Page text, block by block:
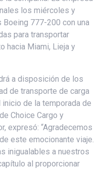
los miércoles y
777-200 con una
para transportar
hacia Miami, Lieja y
a disposición de los
de transporte de carga
de la temporada de
Choice Cargo y
expresó: “Agradecemos
este emocionante viaje.
inigualables a nuestros
al proporcionar